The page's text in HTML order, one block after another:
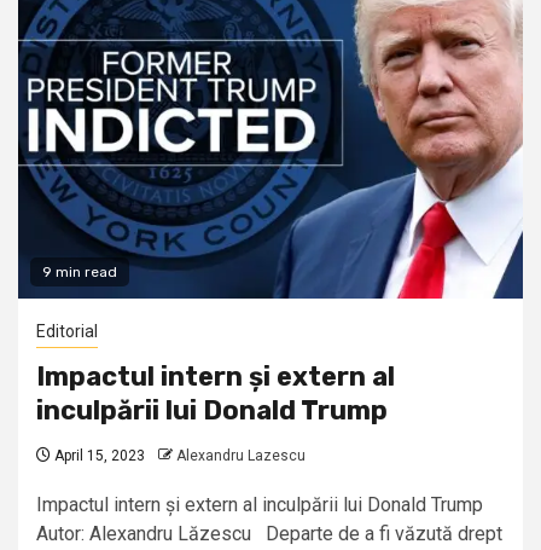
9 min read
Editorial
Impactul intern și extern al
inculpării lui Donald Trump
April 15, 2023 Alexandru Lazescu
Impactul intern și extern al inculpării lui Donald Trump
Autor: Alexandru Lăzescu Departe de a fi văzută drept